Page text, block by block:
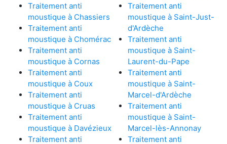
Traitement anti
moustique à Chassiers
Traitement anti
moustique à Chomérac
Traitement anti
moustique à Cornas
Traitement anti
moustique à Coux
Traitement anti
moustique à Cruas
Traitement anti
moustique à Davézieux
Traitement anti
Traitement anti
moustique à Saint-Just-
d'Ardèche
Traitement anti
moustique à Saint-
Laurent-du-Pape
Traitement anti
moustique à Saint-
Marcel-d'Ardèche
Traitement anti
moustique à Saint-
Marcel-lès-Annonay
Traitement anti